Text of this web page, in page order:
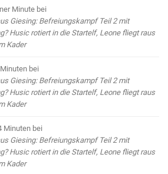
Minute bei
Giesing: Befreiungskampf Teil 2 mit
Husic rotiert in die Startelf, Leone fliegt raus
Kader
bei
Giesing: Befreiungskampf Teil 2 mit
Husic rotiert in die Startelf, Leone fliegt raus
Kader
Minuten bei
Giesing: Befreiungskampf Teil 2 mit
Husic rotiert in die Startelf, Leone fliegt raus
Kader